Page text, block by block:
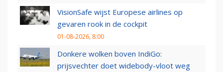
VisionSafe wijst Europese airlines op
gevaren rook in de cockpit
01-08-2026, 8:00
Donkere wolken boven IndiGo:
prijsvechter doet widebody-vloot weg